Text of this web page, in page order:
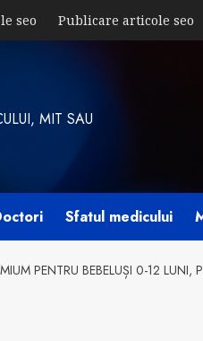
seo Publicare articole seo
MIT SAU
Sfatul medicului
PENTRU BEBELUȘI 0-12 LUNI,